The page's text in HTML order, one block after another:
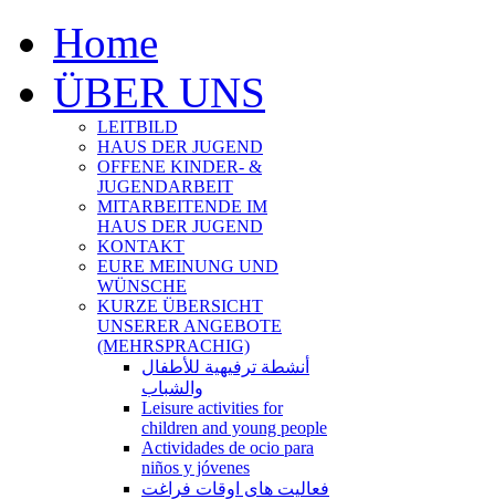
Home
ÜBER UNS
LEITBILD
HAUS DER JUGEND
OFFENE KINDER- &
JUGENDARBEIT
MITARBEITENDE IM
HAUS DER JUGEND
KONTAKT
EURE MEINUNG UND
WÜNSCHE
KURZE ÜBERSICHT
UNSERER ANGEBOTE
(MEHRSPRACHIG)
أنشطة ترفيهية للأطفال
والشباب
Leisure activities for
children and young people
Actividades de ocio para
niños y jóvenes
فعالیت های اوقات فراغت